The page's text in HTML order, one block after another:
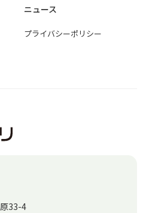
33-4
ニュース
プライバシーポリシー